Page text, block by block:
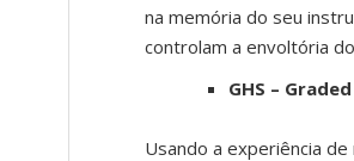
na memória do seu
controlam a envoltória
GHS –
Usando a experiência